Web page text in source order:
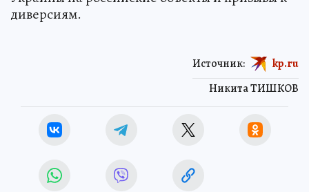
диверсиям.
Никита ТИШКОВ
Источник: kp.ru